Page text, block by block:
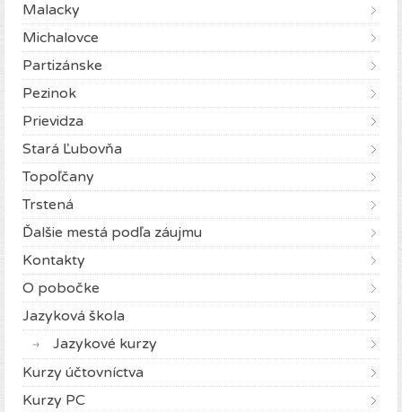
Malacky
Michalovce
Partizánske
Pezinok
Prievidza
Stará Ľubovňa
Topoľčany
Trstená
Ďalšie mestá podľa záujmu
Kontakty
O pobočke
Jazyková škola
Jazykové kurzy
Kurzy účtovníctva
Kurzy PC